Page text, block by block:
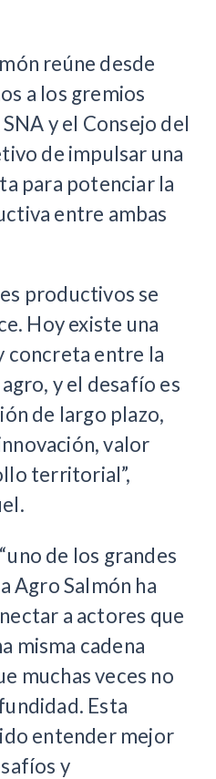
reúne desde
a los gremios
y el Consejo del
de impulsar una
para potenciar la
entre ambas
productivos se
Hoy existe una
concreta entre la
y el desafío es
de largo plazo,
valor
territorial”,
de los grandes
Agro Salmón ha
a actores que
misma cadena
muchas veces no
Esta
entender mejor
y